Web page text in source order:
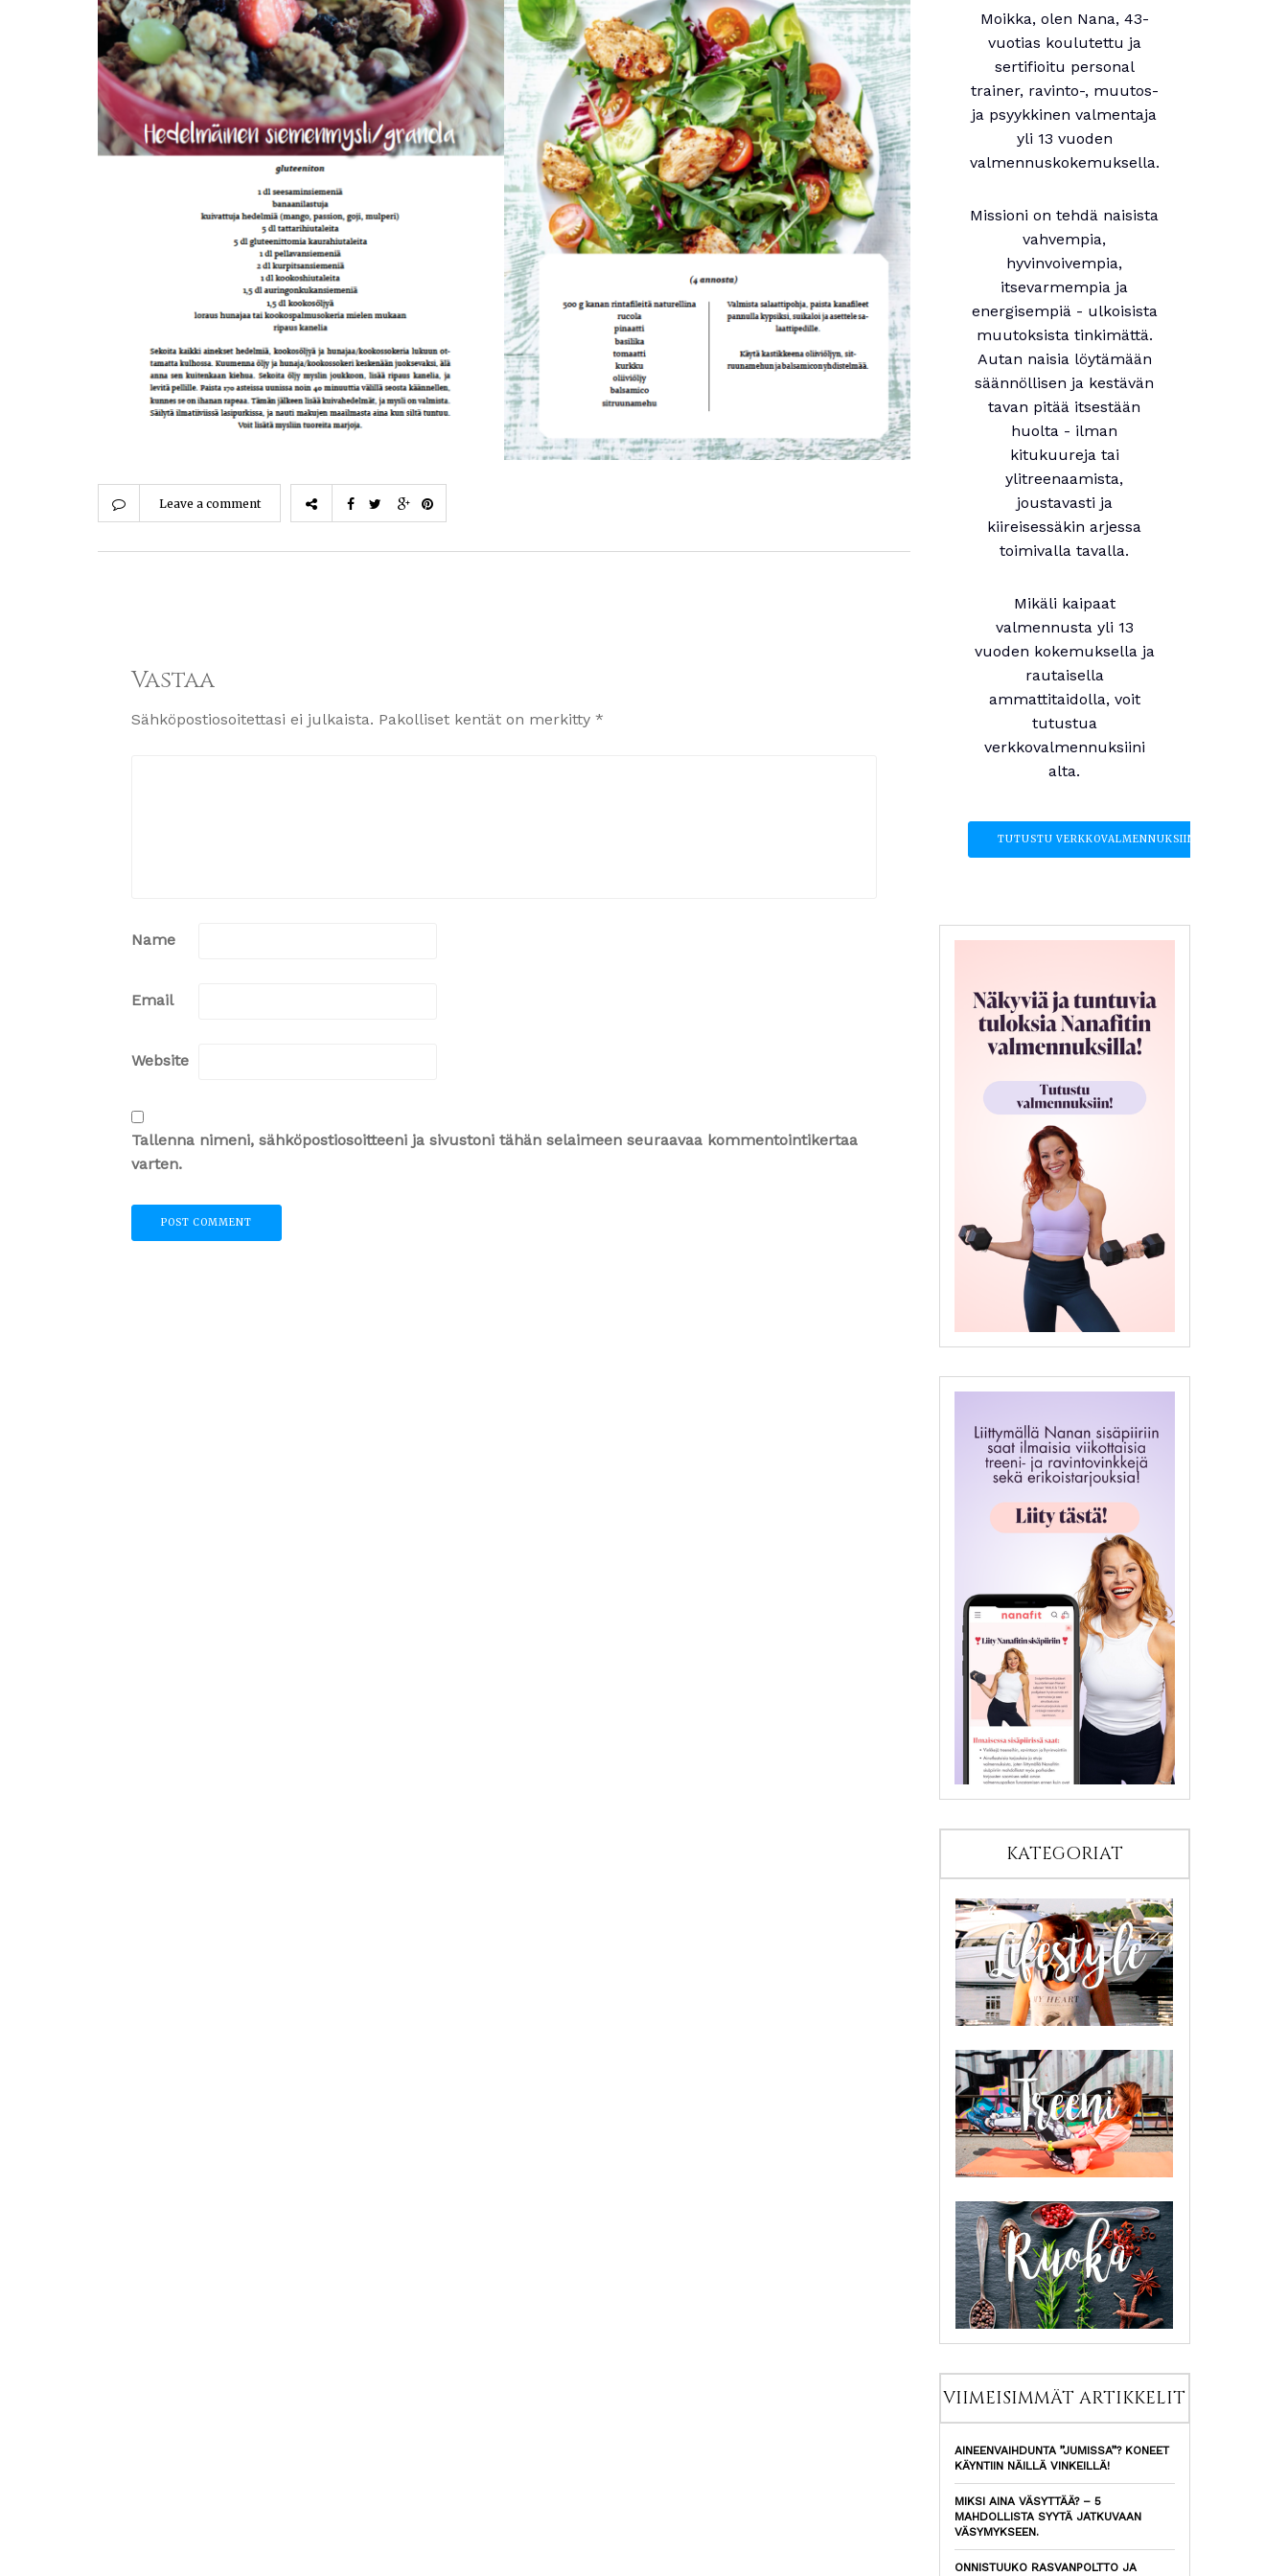
Leave a comment
Vastaa
Sähköpostiosoitettasi ei julkaista. Pakolliset kentät on merkitty *
Name
Email
Website
Tallenna nimeni, sähköpostiosoitteeni ja sivustoni tähän selaimeen seuraavaa kommentointikertaa
varten.
Moikka, olen Nana, 43-
vuotias koulutettu ja
sertifioitu personal
trainer, ravinto-, muutos-
ja psyykkinen valmentaja
yli 13 vuoden
valmennuskokemuksella.
Missioni on tehdä naisista
vahvempia,
hyvinvoivempia,
itsevarmempia ja
energisempiä - ulkoisista
muutoksista tinkimättä.
Autan naisia löytämään
säännöllisen ja kestävän
tavan pitää itsestään
huolta - ilman
kitukuureja tai
ylitreenaamista,
joustavasti ja
kiireisessäkin arjessa
toimivalla tavalla.
Mikäli kaipaat
valmennusta yli 13
vuoden kokemuksella ja
rautaisella
ammattitaidolla, voit
tutustua
verkkovalmennuksiini
alta.
TUTUSTU VERKKOVALMENNUKSIIN
KATEGORIAT
VIIMEISIMMÄT ARTIKKELIT
AINEENVAIHDUNTA ”JUMISSA”? KONEET
KÄYNTIIN NÄILLÄ VINKEILLÄ!
MIKSI AINA VÄSYTTÄÄ? – 5
MAHDOLLISTA SYYTÄ JATKUVAAN
VÄSYMYKSEEN.
ONNISTUUKO RASVANPOLTTO JA